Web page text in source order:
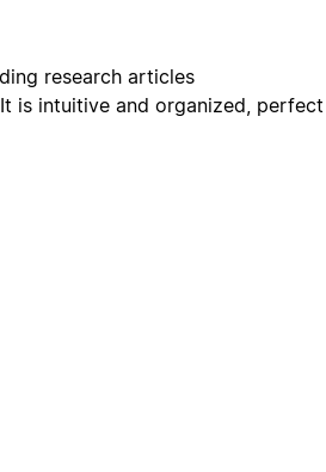
research articles
is intuitive and organized,